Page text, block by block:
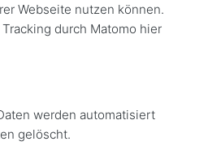
Webseite nutzen können.
durch Matomo hier
werden automatisiert
gelöscht.